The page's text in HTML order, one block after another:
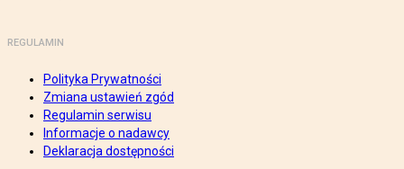
REGULAMIN
Polityka Prywatności
Zmiana ustawień zgód
Regulamin serwisu
Informacje o nadawcy
Deklaracja dostępności